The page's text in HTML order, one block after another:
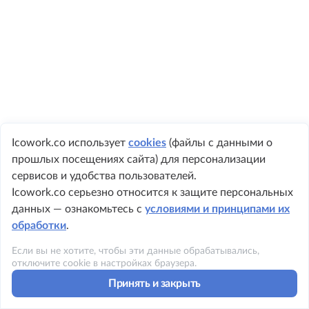
Icowork.co использует cookies (файлы с данными о
прошлых посещениях сайта) для персонализации
сервисов и удобства пользователей.
Icowork.co серьезно относится к защите персональных
данных — ознакомьтесь с условиями и принципами их
обработки.
Если вы не хотите, чтобы эти данные обрабатывались,
отключите cookie в настройках браузера.
Принять и закрыть
+ 7 495 149-8999
Политика конфиденциальности
Условия использования